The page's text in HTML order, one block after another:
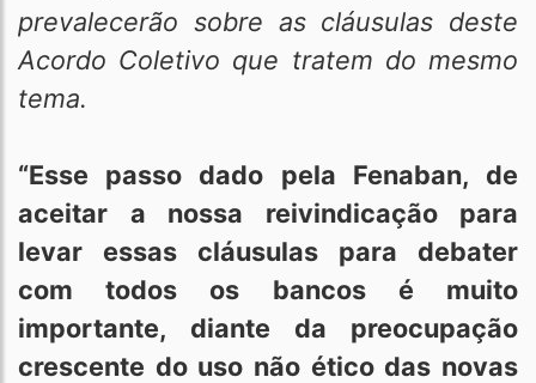
prevalecerão sobre as cláusulas deste
Acordo Coletivo que tratem do mesmo
tema.
“Esse passo dado pela Fenaban, de
aceitar a nossa reivindicação para
levar essas cláusulas para debater
com todos os bancos é muito
importante, diante da preocupação
crescente do uso não ético das novas